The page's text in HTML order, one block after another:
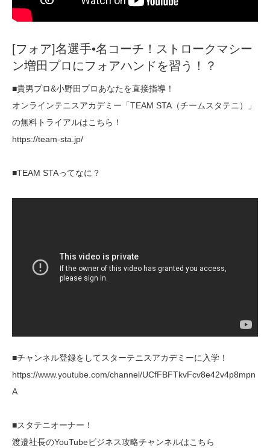
[フォア]名選手•名コーチ！ストロークマシー
ン増田プロにフォアハンドを習う！？
■貴男プロ&小野田プロあなたを直接指導！
オンラインテニスアカデミー「TEAM STA（チームスタテニ）」
の無料トライアルはこちら！
https://team-sta.jp/
■TEAM STAってなに？
■チャンネル登録をしてスターテニスアカデミーに入学！
https://www.youtube.com/channel/UCfFBFTkvFcv8e42v4p8mpn
A
■スタテニオーナー！
渡邉社長のYouTubeビジネス攻略チャンネルはこちら